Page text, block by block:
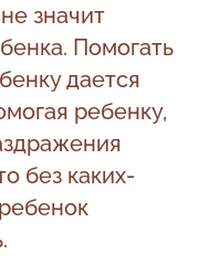
значит
Помогать
дается
ребенку,
без каких-